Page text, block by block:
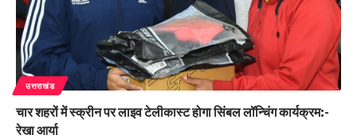
उत्तराखंड
चार शहरों में स्क्रीन पर लाइव टेलीकास्ट होगा सिंबल लॉन्चिंग कार्यक्रम:-
रेखा आर्या